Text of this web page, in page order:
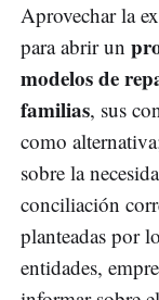
Aprovechar la
para abrir un
modelos de
familias, sus
como
sobre la
conciliación
planteadas por
entidades,